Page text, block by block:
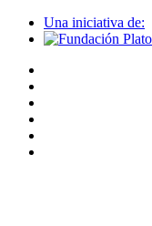
Una iniciativa de: